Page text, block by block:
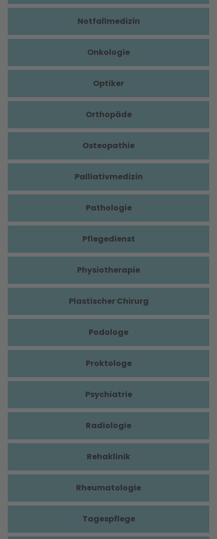
Notfallmedizin
Onkologie
Optiker
Orthopäde
Osteopathie
Palliativmedizin
Pathologie
Pflegedienst
Physiotherapie
Plastischer Chirurg
Podologe
Proktologe
Psychiatrie
Radiologie
Rehaklinik
Rheumatologie
Tagespflege